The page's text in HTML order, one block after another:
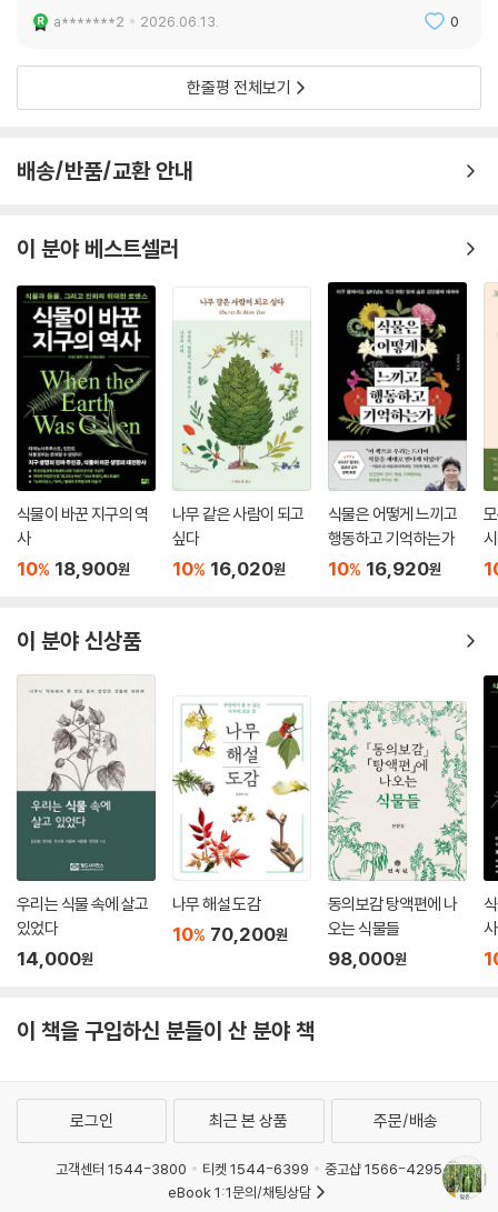
정금나무∙산앵도나무 195
쥐똥나무∙왕쥐똥나무∙상동잎쥐똥나무 199
참느릅나무∙느릅나무∙왕느릅나무 202
철쭉∙참꽃나무 210
층층나무∙말채나무∙곰의말채나무 218
------------------------------------------------
팔손이∙통탈목 221
팽나무∙검팽나무 223
편백나무∙화백∙측백나무 226
폭나무∙왕(산)팽나무 229
푸조나무∙풍게나무∙느티나무 232
피나무∙찰피나무∙보리자나무 235
------------------------------------------
황철나무∙호랑버들 244
회나무∙참회나무∙나래회나무 246
후피향나무∙다정큼나무 249
히어리∙설구화 251
-------------------------
참고 253
찾아보기 256
a*******2 2026.06.13. 0
한줄평 전체보기
배송/반품/교환 안내
이 분야 베스트셀러
식물이 바꾼 지구의 역
사
10% 18,900원
나무 같은 사람이 되고
싶다
10% 16,020원
식물은 어떻게 느끼고
행동하고 기억하는가
10% 16,920원
이 분야 신상품
우리는 식물 속에 살고
있었다
14,000원
나무 해설 도감
10% 70,200원
동의보감 탕액편에 나
오는 식물들
98,000원
사
이 책을 구입하신 분들이 산 분야 책
로그인 최근 본 상품 주문/배송
고객센터 1544-3800 티켓 1544-6399
중고샵 1566-4295
eBook 1:1문의/채팅상담